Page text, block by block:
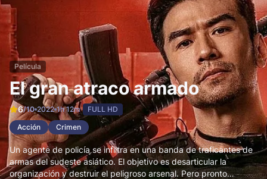
Película
El gran atraco armado
6/10 2022 1h 12m
FULL HD
Acción
Crimen
Un agente de policía se infiltra en una banda de traficantes de
armas del sudeste asiático. El objetivo es desarticular la
organización y destruir el peligroso arsenal. Pero pronto